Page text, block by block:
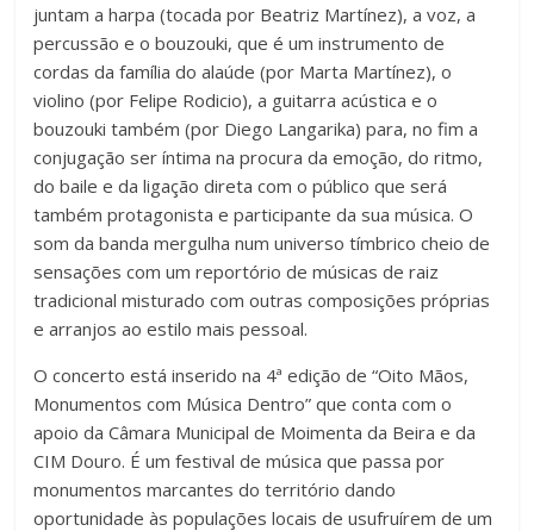
juntam a harpa (tocada por Beatriz Martínez), a voz, a
percussão e o bouzouki, que é um instrumento de
cordas da família do alaúde (por Marta Martínez), o
violino (por Felipe Rodicio), a guitarra acústica e o
bouzouki também (por Diego Langarika) para, no fim a
conjugação ser íntima na procura da emoção, do ritmo,
do baile e da ligação direta com o público que será
também protagonista e participante da sua música. O
som da banda mergulha num universo tímbrico cheio de
sensações com um reportório de músicas de raiz
tradicional misturado com outras composições próprias
e arranjos ao estilo mais pessoal.
O concerto está inserido na 4ª edição de “Oito Mãos,
Monumentos com Música Dentro” que conta com o
apoio da Câmara Municipal de Moimenta da Beira e da
CIM Douro. É um festival de música que passa por
monumentos marcantes do território dando
oportunidade às populações locais de usufruírem de um